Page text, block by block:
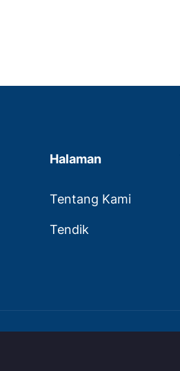
Halaman
Tentang Kami
Tendik